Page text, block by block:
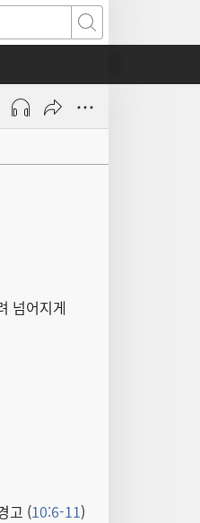
검색
넘어지게
고 (10:6-11)